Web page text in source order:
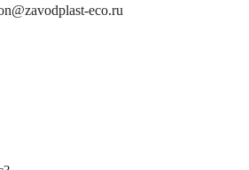
eco.ru